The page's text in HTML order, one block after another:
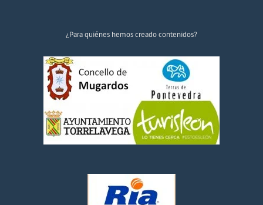
¿Para quiénes hemos creado contenidos?